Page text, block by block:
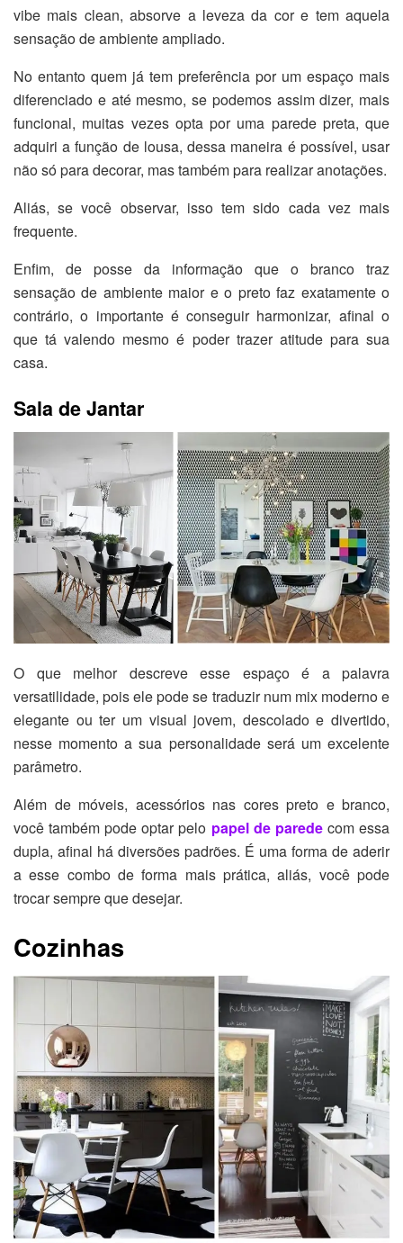
vibe mais clean, absorve a leveza da cor e tem aquela
sensação de ambiente ampliado.
No entanto quem já tem preferência por um espaço mais
diferenciado e até mesmo, se podemos assim dizer, mais
funcional, muitas vezes opta por uma parede preta, que
adquiri a função de lousa, dessa maneira é possível, usar
não só para decorar, mas também para realizar anotações.
Aliás, se você observar, isso tem sido cada vez mais
frequente.
Enfim, de posse da informação que o branco traz
sensação de ambiente maior e o preto faz exatamente o
contrário, o importante é conseguir harmonizar, afinal o
que tá valendo mesmo é poder trazer atitude para sua
casa.
Sala de Jantar
O que melhor descreve esse espaço é a palavra
versatilidade, pois ele pode se traduzir num mix moderno e
elegante ou ter um visual jovem, descolado e divertido,
nesse momento a sua personalidade será um excelente
parâmetro.
Além de móveis, acessórios nas cores preto e branco,
você também pode optar pelo papel de paredecom essa
dupla, afinal há diversões padrões. É uma forma de aderir
a esse combo de forma mais prática, aliás, você pode
trocar sempre que desejar.
Cozinhas